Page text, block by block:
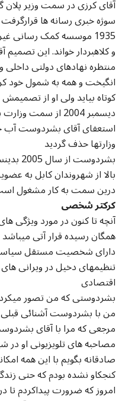
آقای کرزی در سمت وزیر
1935 موسسه کمک رسانی
و کلاهبردار خواند. این
منتظره نهادهای دولتی داخلی
انگیخت و همه به شمول خود
دیسمبر 2004 از
استعفای آقای بشردوست آب
وزارتها حذف گردید
بالا از شهروندان کابل به
درین سمت به کار مشغول
کرکتر شخصی
آنچه تا کنون در مورد
همگان رسیده قرار آتی میباشد
دارای شخصیت مستقل
تنظیمهای دخیل در ویرانی
اقتصادی
:بشردوستی که من تصور
من با بشردوست آشنائی قبلی
مرجعی که مرا با آقای
مصاحبه های تلویزیونی او
صادقانه بگویم با این همه
کنجکاو نشده بودم که حتی
امروز که ضرورت پیداکردم